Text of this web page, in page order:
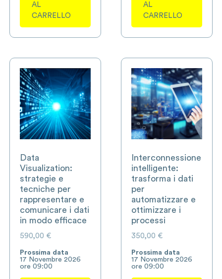
AL
CARRELLO
AL
CARRELLO
Data
Visualization:
strategie e
tecniche per
rappresentare e
comunicare i dati
in modo efficace
590,00 €
Prossima data
17 Novembre 2026
ore 09:00
Interconnessione
intelligente:
trasforma i dati
per
automatizzare e
ottimizzare i
processi
350,00 €
Prossima data
17 Novembre 2026
ore 09:00